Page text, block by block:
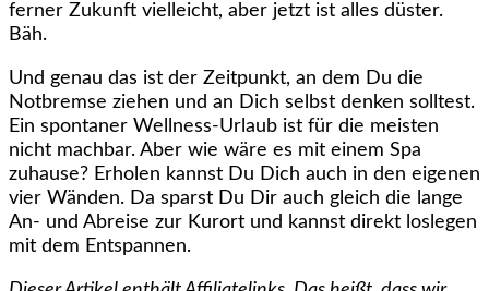
ferner Zukunft vielleicht, aber jetzt ist alles düster.
Bäh.
Und genau das ist der Zeitpunkt, an dem Du die
Notbremse ziehen und an Dich selbst denken solltest.
Ein spontaner Wellness-Urlaub ist für die meisten
nicht machbar. Aber wie wäre es mit einem Spa
zuhause? Erholen kannst Du Dich auch in den eigenen
vier Wänden. Da sparst Du Dir auch gleich die lange
An- und Abreise zur Kurort und kannst direkt loslegen
mit dem Entspannen.